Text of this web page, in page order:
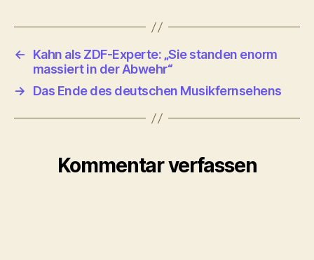
←
Kahn als ZDF-Experte: „Sie standen enorm
massiert in der Abwehr“
→
Das Ende des deutschen Musikfernsehens
Kommentar verfassen